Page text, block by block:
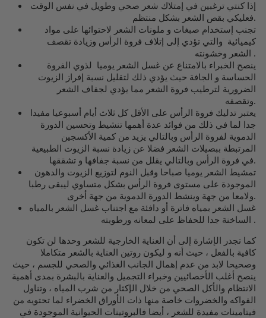
إذا كنتي ترغبين في إمتلاك شعر صحي وطويل في نفس الوقت
فعليكي بقص الشعر بشكل منتظم.
تجنب إستخدام صبغات و ملونات الشعر لاحتوائها على مواد
كيميائية والتي تؤدي إلى إتلاف فروة الرأس وزيادة تقصف
الشعر وخشونته .
ينصح الخبراء بالامتناع عن غسل الشعر يوميا لذوي الفروة
الحساسة و الجافة حيث يؤدي ذلك لتقليل نسبة إفراز الزيوت
الضرورية لترطيب فروة الشعر مما يؤدي لجفاف الشعر
وتقصفه.
جدا لما في ذلك من فوائد عدة أهمها تنشيط وتحسين الدورة
الدموية لفروة الرأس وبالتالي يزيد من كمية الأكسجين
المرتبطة ببصيلات الشعر فضلا عن زيادة نسبة الزيوت الطبيعية
في فروة الرأس وبالتالي يقلل من نسبة جفافها و تشققها.
تمشيط الشعر يوميا صباحا وقبل النوم لتوزيع الزيوت والدهون
الموجودة على مستوى فروة الرأس بشكل متساوي ليبقى رطبا
ولامعا من جهة وينشط الدورة الدموية من جهة أخرى.
غسل الشعر بمياه فاترة أو دافئة مع اجتناب غسل الشعر بالمياه
الساخنة جدا للحفاظ على لمعانه ورطوبته .
كما تجدر الإشارة إلى أن العناية الخارجية للشعر وحدها لن تكون
كافية بالفعل ، حيث أنه و ليكون روتين العناية بالشعر متكاملا
وصحيحا لابد من عدم إهمال الجانب الغذائي والصحي للجسم ، حيث
ينصح أغلب الأخصائيين وخبراء التجميل والعناية بالبشرة بمدى أهمية
الانتظام والأكل الصحي من خلال الإكثار من شرب المياه ، وتناول
الفواكه والخضروات خاصة منها ذات الأوراق الخضراء لما تحتويه من
فيتامينات مفيدة للشعر ، أيضا فالبروتينات الحيوانية الموجودة في